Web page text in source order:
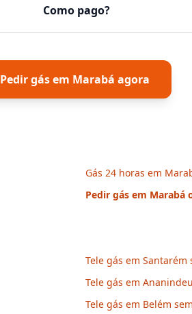
Como pago?
Pedir gás em Marabá agora
Gás 24 horas em
Pedir gás em Marabá
Tele gás em
Tele gás em
Tele gás em Belém